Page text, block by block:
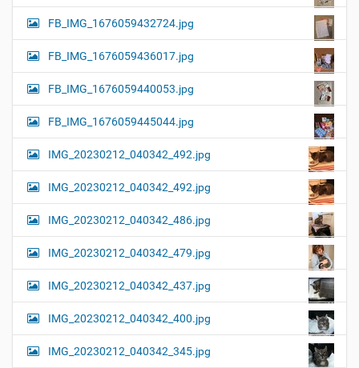
FB_IMG_1676059432724.jpg
FB_IMG_1676059436017.jpg
FB_IMG_1676059440053.jpg
FB_IMG_1676059445044.jpg
IMG_20230212_040342_492.jpg
IMG_20230212_040342_492.jpg
IMG_20230212_040342_486.jpg
IMG_20230212_040342_479.jpg
IMG_20230212_040342_437.jpg
IMG_20230212_040342_400.jpg
IMG_20230212_040342_345.jpg